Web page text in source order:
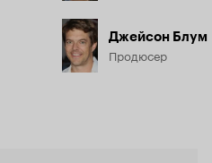
Джейсон Блум
Продюсер